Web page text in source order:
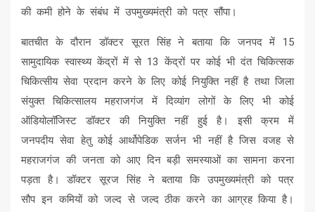
की कमी होने के संबंध में उपमुख्यमंत्री को पत्र सौंपा।
बातचीत के दौरान डॉक्टर सूरत सिंह ने बताया कि जनपद में 15
सामुदायिक स्वास्थ्य केंद्रों में से 13 केंद्रों पर कोई भी दंत चिकित्सक
चिकित्सीय सेवा प्रदान करने के लिए कोई नियुक्ति नहीं है तथा जिला
संयुक्त चिकित्सालय महराजगंज में दिव्यांग लोगों के लिए भी कोई
ऑडियोलॉजिस्ट डॉक्टर की नियुक्ति नहीं हुई है। इसी क्रम में
जनपदीय सेवा हेतु कोई आर्थोपेडिक सर्जन भी नहीं है जिस वजह से
महराजगंज की जनता को आए दिन बड़ी समस्याओं का सामना करना
पड़ता है। डॉक्टर सूरज सिंह ने बताया कि उपमुख्यमंत्री को पत्र
सौप इन कमियों को जल्द से जल्द ठीक करने का आग्रह किया है।